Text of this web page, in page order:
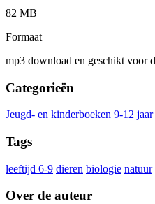
82 MB
Formaat
mp3 download en geschikt voor
Categorieën
Jeugd- en kinderboeken 9-12 jaar
Tags
leeftijd 6-9 dieren biologie natuur
Over de auteur